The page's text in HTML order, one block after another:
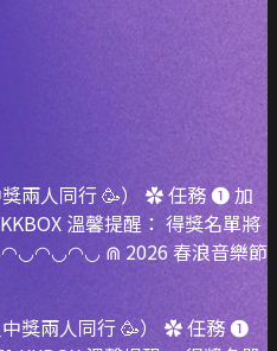
獎兩人同行 🥳） ✿ 任務 ➊ 加
溫馨提醒： 得獎名單將
⋒ 2026 春浪音樂節